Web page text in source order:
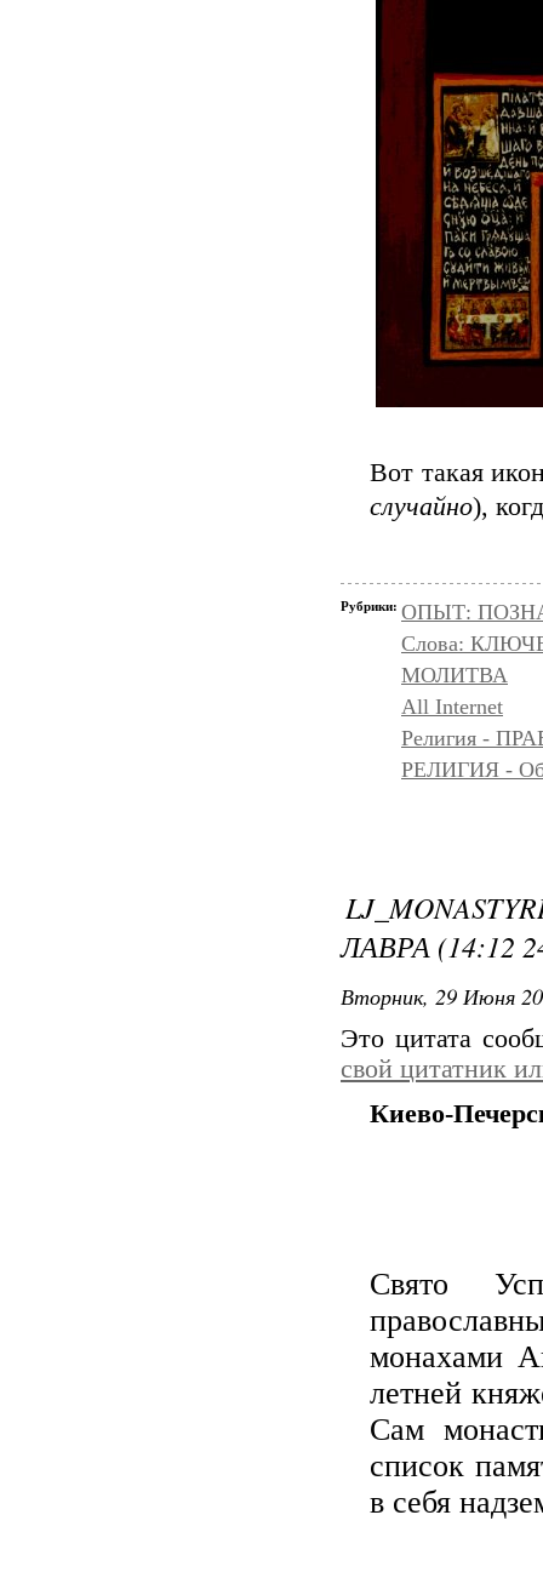
Вот такая
случайно),
Рубрики: ОПЫТ:
Слова:
МОЛИТВА
All Internet
Религия -
РЕЛИГИЯ -
ЛАВРА (14:12
Вторник, 29 Июня
Это цитата
свой цитатник
Киево-
Свято
монахами
летней
Сам
список
в себя